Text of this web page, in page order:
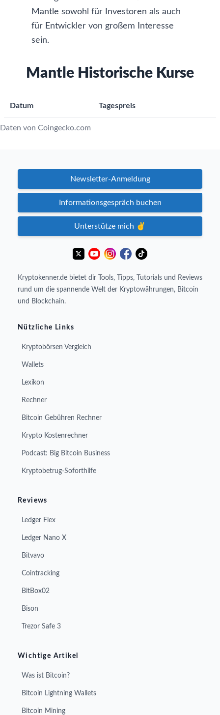
Mantle sowohl für Investoren als auch
für Entwickler von großem Interesse
sein.
Mantle Historische Kurse
Datum Tagespreis
Daten von Coingecko.com
Newsletter-Anmeldung
Informationsgespräch buchen
Unterstütze mich ✌️
Kryptokenner.de bietet dir Tools, Tipps, Tutorials und Reviews
rund um die spannende Welt der Kryptowährungen, Bitcoin
und Blockchain.
Nützliche Links
Kryptobörsen Vergleich
Wallets
Lexikon
Rechner
Bitcoin Gebühren Rechner
Krypto Kostenrechner
Podcast: Big Bitcoin Business
Kryptobetrug-Soforthilfe
Reviews
Ledger Flex
Ledger Nano X
Bitvavo
Cointracking
BitBox02
Bison
Trezor Safe 3
Wichtige Artikel
Was ist Bitcoin?
Bitcoin Lightning Wallets
Bitcoin Mining